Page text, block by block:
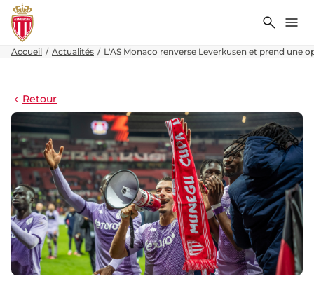
Accueil Actualités L'AS Monaco renverse Leverkusen et prend une
Retour